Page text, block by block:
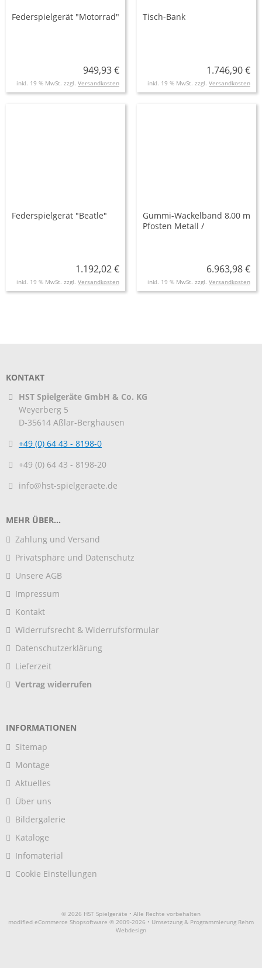
Federspielgerät "Motorrad"
949,93 €
inkl. 19 % MwSt. zzgl. Versandkosten
Tisch-Bank
1.746,90 €
inkl. 19 % MwSt. zzgl. Versandkosten
Federspielgerät "Beatle"
1.192,02 €
inkl. 19 % MwSt. zzgl. Versandkosten
Gummi-Wackelband 8,00 m
Pfosten Metall /
6.963,98 €
inkl. 19 % MwSt. zzgl. Versandkosten
KONTAKT
HST Spielgeräte GmbH & Co. KG
Weyerberg 5
D-35614 Aßlar-Berghausen
+49 (0) 64 43 - 8198-0
+49 (0) 64 43 - 8198-20
info@hst-spielgeraete.de
MEHR ÜBER...
Zahlung und Versand
Privatsphäre und Datenschutz
Unsere AGB
Impressum
Kontakt
Widerrufsrecht & Widerrufsformular
Datenschutzerklärung
Lieferzeit
Vertrag widerrufen
INFORMATIONEN
Sitemap
Montage
Aktuelles
Über uns
Bildergalerie
Kataloge
Infomaterial
Cookie Einstellungen
© 2026 HST Spielgeräte • Alle Rechte vorbehalten
modified eCommerce Shopsoftware © 2009-2026 • Umsetzung & Programmierung Rehm
Webdesign